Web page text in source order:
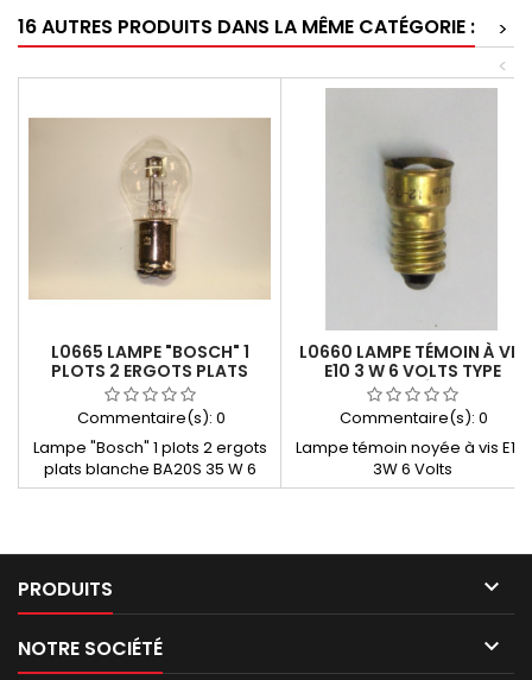
16 AUTRES PRODUITS DANS LA MÊME CATÉGORIE :
>
<
L0665 LAMPE "BOSCH" 1
PLOTS 2 ERGOTS PLATS
BLANCHE BA20S 35 W 6
VOLTS
Commentaire(s): 0
Lampe "Bosch" 1 plots 2 ergots
plats blanche BA20S 35 W 6
Volts
L0660 LAMPE TÉMOIN À VIS
E10 3 W 6 VOLTS TYPE
"NOYÉE"
Commentaire(s): 0
Lampe témoin noyée à vis E10
3W 6 Volts
PRODUITS 
NOTRE SOCIÉTÉ 